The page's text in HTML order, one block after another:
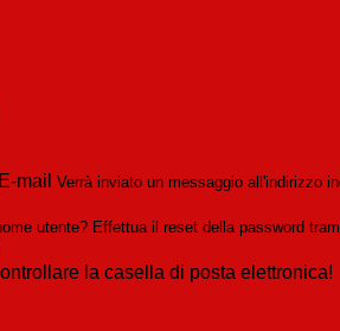
E-mail Verrà inviato un messaggio all'indirizzo
utente? Effettua il reset della password
la casella di posta elettronica!